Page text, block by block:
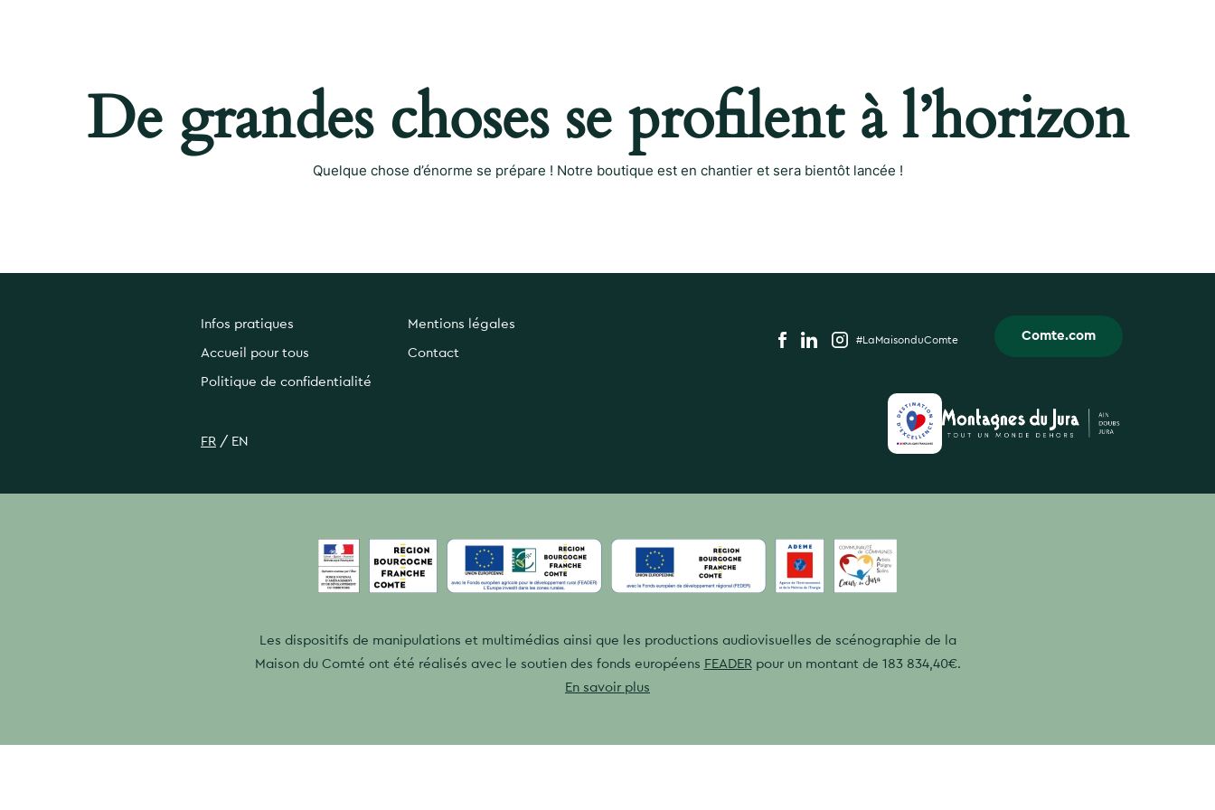
De grandes choses se profilent à l’horizon
Quelque chose d’énorme se prépare ! Notre boutique est en chantier et sera bientôt lancée !
Infos pratiques
Accueil pour tous
Politique de confidentialité
Mentions légales
Contact
FR / EN
#LaMaisonduComte Comte.com
Les dispositifs de manipulations et multimédias ainsi que les productions audiovisuelles de scénographie de la
Maison du Comté ont été réalisés avec le soutien des fonds européens FEADER pour un montant de 183 834,40€.
En savoir plus